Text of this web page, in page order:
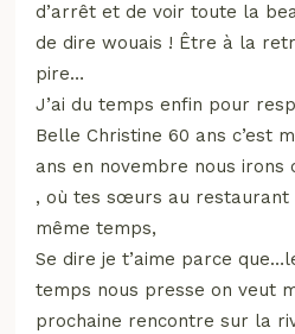
d’arrêt et de voir toute la
de dire wouais ! Être à la
pire…
J’ai du temps enfin pour
Belle Christine 60 ans c’est
ans en novembre nous
, où tes sœurs au restaurant
même temps,
Se dire je t’aime parce
temps nous presse on veut
prochaine rencontre sur la